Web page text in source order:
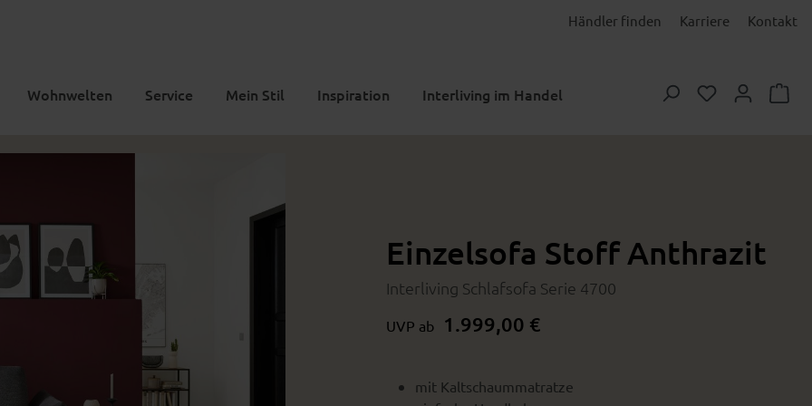
Händler finden Karriere Kontakt
Wohnwelten Service Mein Stil Inspiration Interliving im Handel Du hast 0
Einzelsofa Stoff Anthrazit
Interliving Schlafsofa Serie 4700
UVP ab 1.999,00 €
mit Kaltschaummatratze